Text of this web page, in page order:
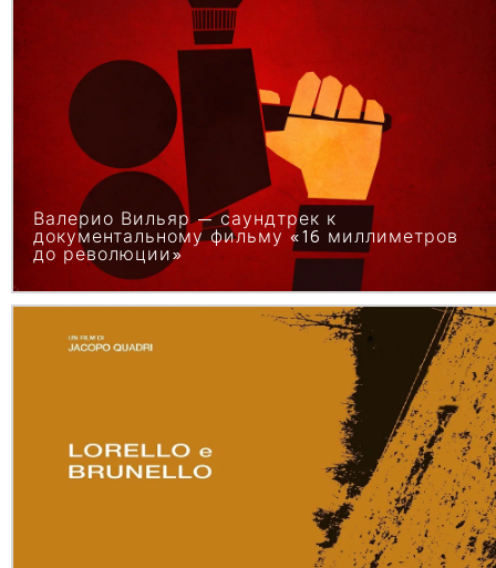
Валерио Вильяр — саундтрек к
документальному фильму «16 миллиметров
до революции»